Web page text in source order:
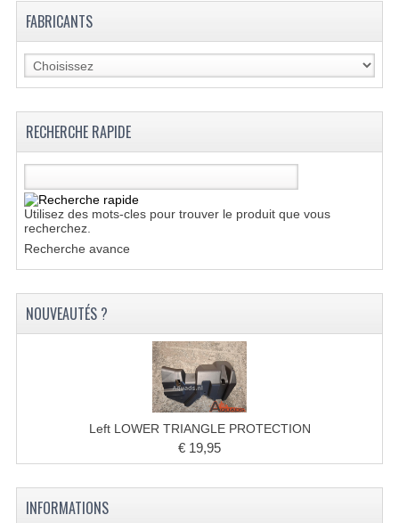
ACCESSOIRES
CÂBLES
CASQUETTES ET CADRE
CHAÎNE ET PIGNONS
DISPOSITIF DE DIRECTION
FABRICANTS
RECHERCHE RAPIDE
Utilisez des mots-cles pour trouver le produit que vous
recherchez.
Recherche avance
NOUVEAUTÉS ?
Left LOWER TRIANGLE PROTECTION
€ 19,95
INFORMATIONS